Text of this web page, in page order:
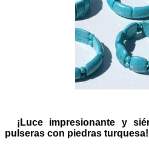
¡Luce impresionante y
pulseras con piedras turquesa!